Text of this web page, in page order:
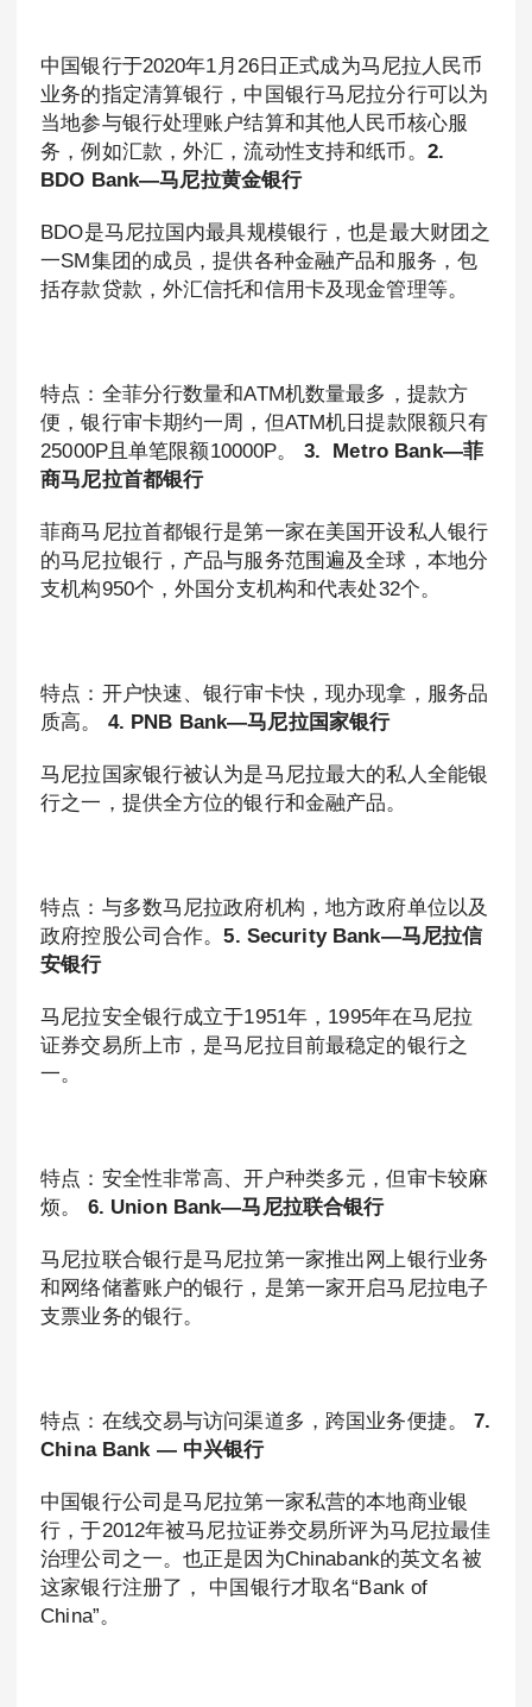
中国银行于2020年1月26日正式成为马尼拉人民币
业务的指定清算银行，中国银行马尼拉分行可以为
当地参与银行处理账户结算和其他人民币核心服
务，例如汇款，外汇，流动性支持和纸币。 2.
BDO Bank—马尼拉黄金银行
BDO是马尼拉国内最具规模银行，也是最大财团之
一SM集团的成员，提供各种金融产品和服务，包
括存款贷款，外汇信托和信用卡及现金管理等。
特点：全菲分行数量和ATM机数量最多，提款方
便，银行审卡期约一周，但ATM机日提款限额只有
25000P且单笔限额10000P。 3. Metro Bank—菲
商马尼拉首都银行
菲商马尼拉首都银行是第一家在美国开设私人银行
的马尼拉银行，产品与服务范围遍及全球，本地分
支机构950个，外国分支机构和代表处32个。
特点：开户快速、银行审卡快，现办现拿，服务品
质高。 4. PNB Bank—马尼拉国家银行
马尼拉国家银行被认为是马尼拉最大的私人全能银
行之一，提供全方位的银行和金融产品。
特点：与多数马尼拉政府机构，地方政府单位以及
政府控股公司合作。5. Security Bank—马尼拉信
安银行
马尼拉安全银行成立于1951年，1995年在马尼拉
证券交易所上市，是马尼拉目前最稳定的银行之
一。
特点：安全性非常高、开户种类多元，但审卡较麻
烦。 6. Union Bank—马尼拉联合银行
马尼拉联合银行是马尼拉第一家推出网上银行业务
和网络储蓄账户的银行，是第一家开启马尼拉电子
支票业务的银行。
特点：在线交易与访问渠道多，跨国业务便捷。7.
China Bank — 中兴银行
中国银行公司是马尼拉第一家私营的本地商业银
行，于2012年被马尼拉证券交易所评为马尼拉最佳
治理公司之一。也正是因为Chinabank的英文名被
这家银行注册了， 中国银行才取名“Bank of
China”。